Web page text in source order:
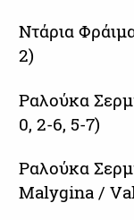
Ντάρια
2)
Ραλούκα
0, 2-6, 5-7)
Ραλούκα
Malygina /